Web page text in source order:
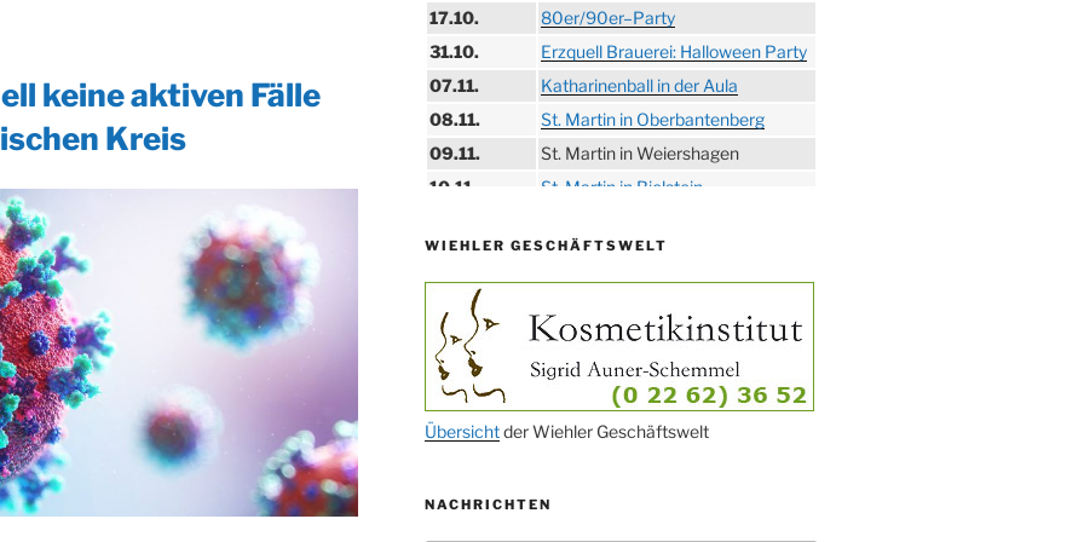
keine aktiven Fälle
Kreis
17.10.
80er/90er–Party
31.10.
Erzquell Brauerei: Halloween Party
07.11.
Katharinenball in der Aula
08.11.
St. Martin in Oberbantenberg
09.11.
St. Martin in Weiershagen
10.11.
St. Martin in Bielstein
14.11.
Proklamation der Tollitäten
15.11.
Konzert Bielsteiner Männerchor
15.11.
Volkstrauertag am Ehrenmal
27.11.
Oberbantenberger Kirche
29.11.
Adventskonzert Frauenchor
Oberbantenberg
06.12.
Adventsfeier im Ev. Gemeindehaus
WIEHLER GESCHÄFTSWELT
Übersichtder Wiehler Geschäftswelt
NACHRICHTEN